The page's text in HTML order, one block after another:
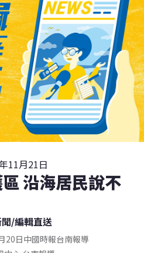
11月21日
沿海居民說不
/編輯直送
20日中國時報台南報導